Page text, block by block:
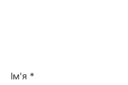
*Ім'я *